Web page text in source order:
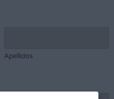
Apellidos